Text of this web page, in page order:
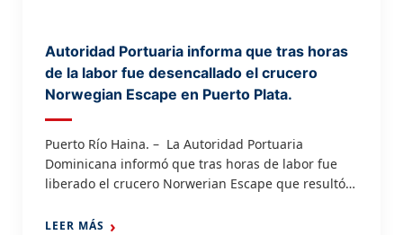
Autoridad Portuaria informa que tras horas
de la labor fue desencallado el crucero
Norwegian Escape en Puerto Plata.
Puerto Río Haina. – La Autoridad Portuaria
Dominicana informó que tras horas de labor fue
liberado el crucero Norwerian Escape que resultó
ayer desde la terminal portuaria de Taino Bay en
LEER MÁS